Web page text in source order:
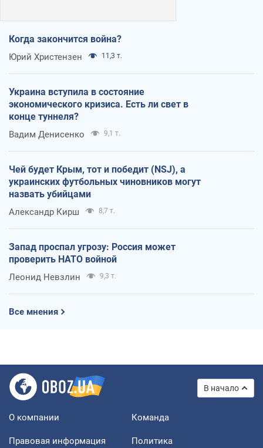
Когда закончится война?
Юрий Христензен 11,3 т.
Украина вступила в состояние
экономического кризиса. Есть ли свет в
конце туннеля?
Вадим Денисенко 9,1 т.
Чей будет Крым, тот и победит (NSJ), а
украинских футбольных чиновников могут
назвать убийцами
Александр Кирш 8,7 т.
Запад проспал угрозу: Россия может
проверить НАТО войной
Леонид Невзлин 9,3 т.
Все мнения
В начало
О компании Команда
Правовая информация
Политика